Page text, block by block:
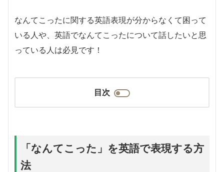
なんてこったに関する英語表現が分からなくて困って
いる人や、英語でなんてこったについて話したいと思
っている人は必見です！
目次
「なんてこった」を英語で表現する方
法